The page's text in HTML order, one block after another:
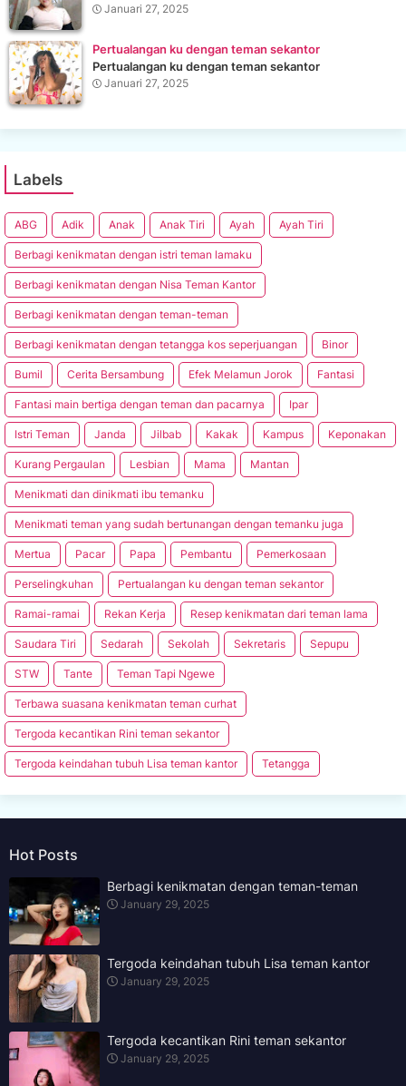
Januari 27, 2025
Pertualangan ku dengan teman sekantor
Pertualangan ku dengan teman sekantor
Januari 27, 2025
Labels
ABG Adik Anak Anak Tiri Ayah Ayah Tiri
Berbagi kenikmatan dengan istri teman lamaku
Berbagi kenikmatan dengan Nisa Teman Kantor
Berbagi kenikmatan dengan teman-teman
Berbagi kenikmatan dengan tetangga kos seperjuangan Binor
Bumil Cerita Bersambung Efek Melamun Jorok Fantasi
Fantasi main bertiga dengan teman dan pacarnya Ipar
Istri Teman Janda Jilbab Kakak Kampus Keponakan
Kurang Pergaulan Lesbian Mama Mantan
Menikmati dan dinikmati ibu temanku
Menikmati teman yang sudah bertunangan dengan temanku juga
Mertua Pacar Papa Pembantu Pemerkosaan
Perselingkuhan Pertualangan ku dengan teman sekantor
Ramai-ramai Rekan Kerja Resep kenikmatan dari teman lama
Saudara Tiri Sedarah Sekolah Sekretaris Sepupu
STW Tante Teman Tapi Ngewe
Terbawa suasana kenikmatan teman curhat
Tergoda kecantikan Rini teman sekantor
Tergoda keindahan tubuh Lisa teman kantor Tetangga
Hot Posts
Berbagi kenikmatan dengan teman-teman
January 29, 2025
Tergoda keindahan tubuh Lisa teman kantor
January 29, 2025
Tergoda kecantikan Rini teman sekantor
January 29, 2025